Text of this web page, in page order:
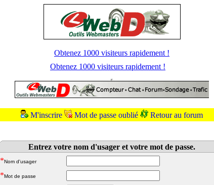
Obtenez 1000 visiteurs rapidement !
Obtenez 1000 visiteurs rapidement !
M'inscrire Mot de passe oublié Retour au forum
Entrez votre nom d'usager et votre mot de passe.
*Nom d'usager
*Mot de passe